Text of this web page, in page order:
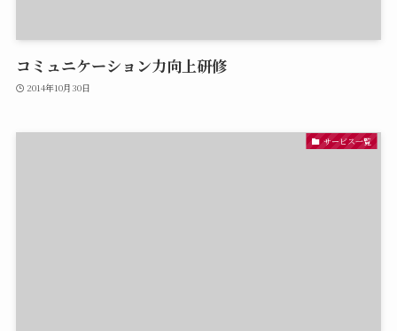
コミュニケーション力向上研修
2014年10月30日
サービス一覧